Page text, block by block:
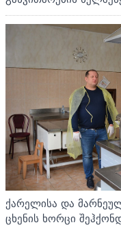
ქარელისა და
ცხენის ხორცი